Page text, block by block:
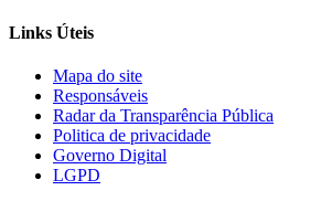
Links Úteis
Mapa do site
Responsáveis
Radar da Transparência Pública
Politica de privacidade
Governo Digital
LGPD